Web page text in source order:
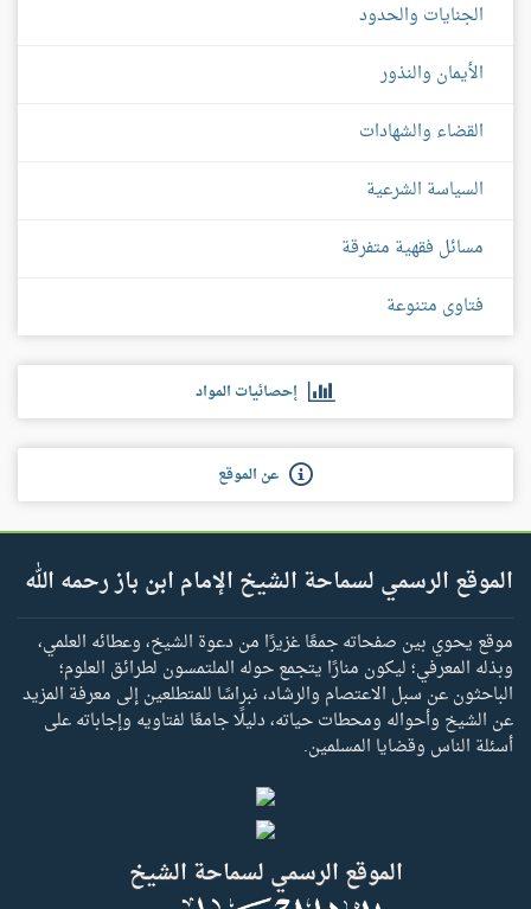
الجنايات والحدود
الأيمان والنذور
القضاء والشهادات
السياسة الشرعية
مسائل فقهية متفرقة
فتاوى متنوعة
إحصائيات المواد
عن الموقع
الموقع الرسمي لسماحة الشيخ الإمام ابن باز رحمه الله
موقع يحوي بين صفحاته جمعًا غزيرًا من دعوة الشيخ، وعطائه العلمي،
وبذله المعرفي؛ ليكون منارًا يتجمع حوله الملتمسون لطرائق العلوم؛
الباحثون عن سبل الاعتصام والرشاد، نبراسًا للمتطلعين إلى معرفة المزيد
عن الشيخ وأحواله ومحطات حياته، دليلًا جامعًا لفتاويه وإجاباته على
أسئلة الناس وقضايا المسلمين.
الموقع الرسمي لسماحة الشيخ